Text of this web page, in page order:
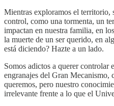
Mientras exploramos el territorio,
control, como una tormenta, un
impactan en nuestra familia, en
la muerte de un ser querido, en
está diciendo? Hazte a un lado.
Somos adictos a querer
engranajes del Gran Mecanismo,
queremos, pero nuestro
irrelevante frente a lo que el